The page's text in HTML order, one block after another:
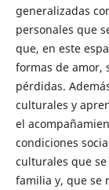
generalizadas
personales que
que, en este
formas de amor,
pérdidas.
culturales y
el
condiciones
culturales que
familia y, que se